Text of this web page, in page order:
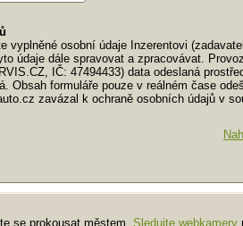
vyplněné osobní údaje Inzerentovi
údaje dále spravovat a zpracovávat.
IČ: 47494433) data odeslaná
Obsah formuláře pouze v reálném čase
zavázal k ochraně osobních údajů v
se prokousat městem. Sledujte webkamery